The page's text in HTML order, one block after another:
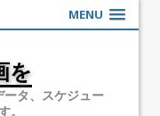
MENU
を
ータ、スケジュー
。